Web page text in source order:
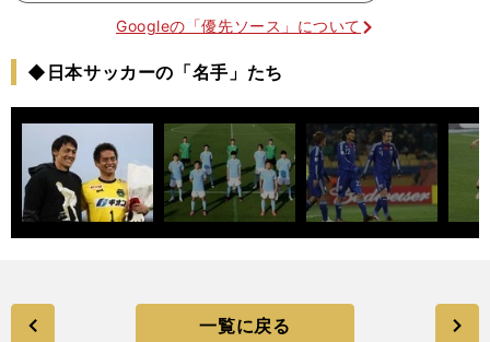
Googleの「優先ソース」について
◆日本サッカーの「名手」たち
一覧に戻る